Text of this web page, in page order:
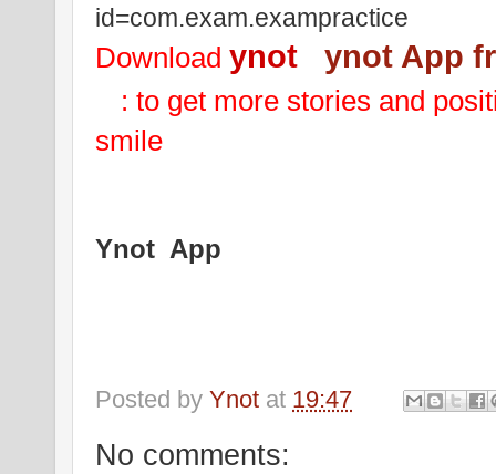
id=com.exam.exampractice
Download ynot ynot App
: to get more stories and
smile
Ynot App
Posted by Ynot at 19:47
No comments: